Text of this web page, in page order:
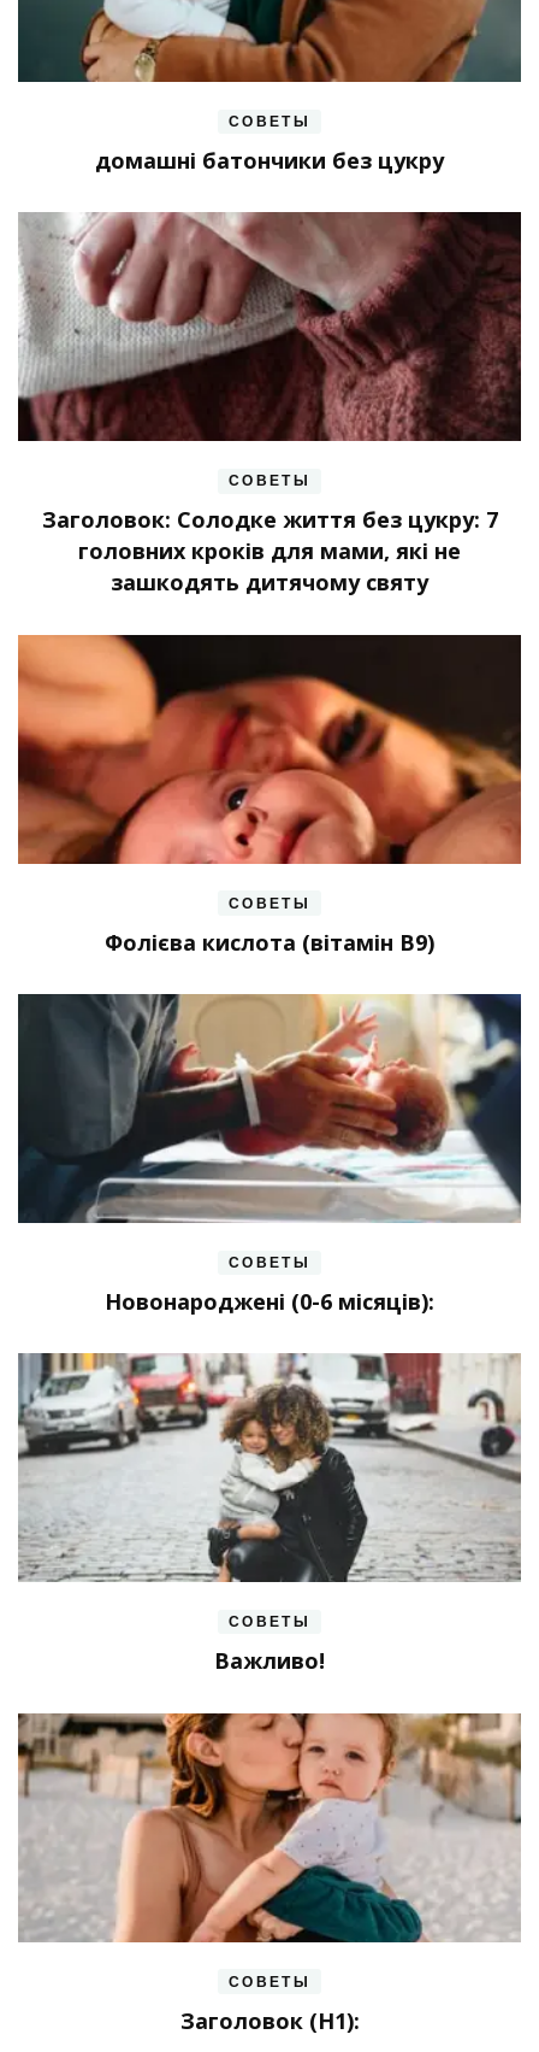
СОВЕТЫ
домашні батончики без цукру
СОВЕТЫ
Заголовок: Солодке життя без цукру: 7
головних кроків для мами, які не
зашкодять дитячому святу
СОВЕТЫ
Фолієва кислота (вітамін В9)
СОВЕТЫ
Новонароджені (0-6 місяців):
СОВЕТЫ
Важливо!
СОВЕТЫ
Заголовок (H1):